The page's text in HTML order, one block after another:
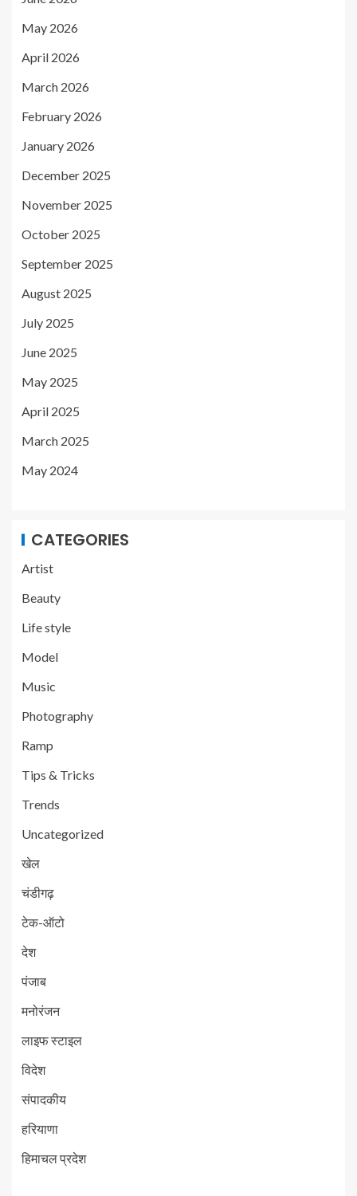
May 2026
April 2026
March 2026
February 2026
January 2026
December 2025
November 2025
October 2025
September 2025
August 2025
July 2025
June 2025
May 2025
April 2025
March 2025
May 2024
CATEGORIES
Artist
Beauty
Life style
Model
Music
Photography
Ramp
Tips & Tricks
Trends
Uncategorized
खेल
चंडीगढ़
टेक-ऑटो
देश
पंजाब
मनोरंजन
लाइफ स्टाइल
विदेश
संपादकीय
हरियाणा
हिमाचल प्रदेश